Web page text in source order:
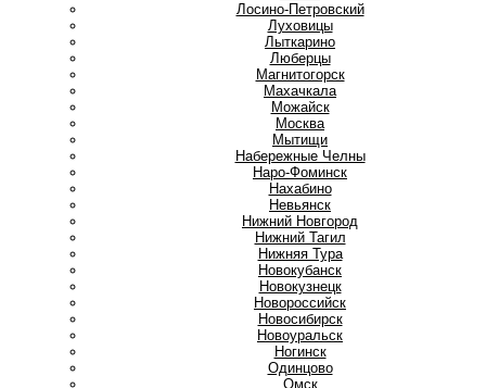
Лосино-Петровский
Луховицы
Лыткарино
Люберцы
Магнитогорск
Махачкала
Можайск
Москва
Мытищи
Набережные Челны
Наро-Фоминск
Нахабино
Невьянск
Нижний Новгород
Нижний Тагил
Нижняя Тура
Новокубанск
Новокузнецк
Новороссийск
Новосибирск
Новоуральск
Ногинск
Одинцово
Омск